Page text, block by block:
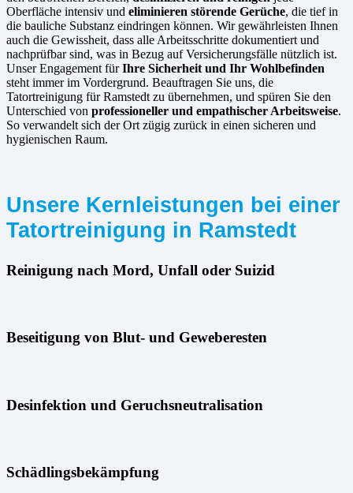
Oberfläche intensiv und eliminieren störende Gerüche, die tief in
die bauliche Substanz eindringen können. Wir gewährleisten Ihnen
auch die Gewissheit, dass alle Arbeitsschritte dokumentiert und
nachprüfbar sind, was in Bezug auf Versicherungsfälle nützlich ist.
Unser Engagement fürIhre Sicherheit und Ihr Wohlbefinden
steht immer im Vordergrund. Beauftragen Sie uns, die
Tatortreinigung für Ramstedt zu übernehmen, und spüren Sie den
Unterschied von professioneller und empathischer Arbeitsweise.
So verwandelt sich der Ort zügig zurück in einen sicheren und
hygienischen Raum.
Unsere Kernleistungen bei einer
Tatortreinigung in Ramstedt
Reinigung nach Mord, Unfall oder Suizid
Beseitigung von Blut- und Geweberesten
Desinfektion und Geruchsneutralisation
Schädlingsbekämpfung